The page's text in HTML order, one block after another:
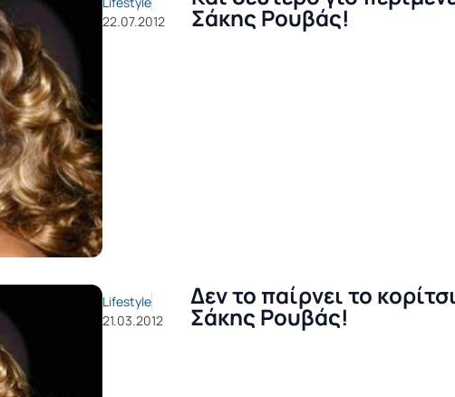
22.07.2012
Σάκης Ρουβάς!
Lifestyle
21.03.2012
Δεν το παίρνει το
Σάκης Ρουβάς!